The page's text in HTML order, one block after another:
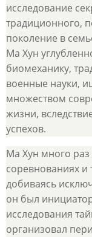
исследование
традиционного,
поколение в
Ма Хун
биомеханику,
военные науки,
множеством
жизни,
успехов.
Ма Хун много раз
соревнованиях и
добиваясь
он был
исследования
организовал